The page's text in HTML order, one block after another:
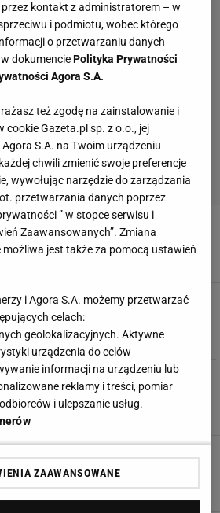
Polska w sierpniu zagra z
24 CZERWCA 2010, 15:31
Samuel Eto'o, cud natury
Szadkowski, Kapsztad,
Po dwóch meczach Hiszpania musi
Kamerun jedzie do domu
2010, 22:34
Samuel Eto'o: Serce mi pęka,
rozczarowanie w karierze
Pretorii, Michał Pol,20 CZERWCA 2010, 16:47
kontakt z administratorem – w
i podmiotu, wobec którego
o przetwarzaniu danych
dokumenciePolityka Prywatności
Agora S.A.
też zgodę na zainstalowanie i
cookie Gazeta.pl sp. z o.o., jej
S.A. na Twoim urządzeniu
chwili zmienić swoje preferencje
wywołując narzędzie do zarządzania
przetwarzania danych poprzez
” w stopce serwisu i
Zaawansowanych”. Zmiana
jest także za pomocą ustawień
i Agora S.A. możemy przetwarzać
celach:
geolokalizacyjnych. Aktywne
urządzenia do celów
informacji na urządzeniu lub
reklamy i treści, pomiar
i ulepszanie usług.
ZAAWANSOWANE